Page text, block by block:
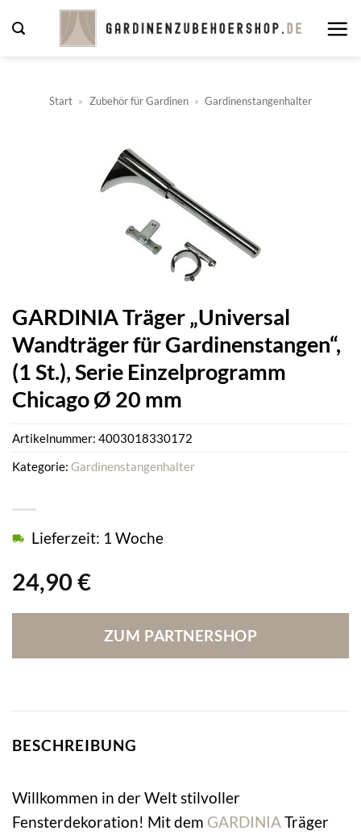
Inhalt
Start » Zubehör für Gardinen » Gardinenstangenhalter
GARDINIA Träger „Universal
Wandträger für Gardinenstangen“,
(1 St.), Serie Einzelprogramm
Chicago Ø 20 mm
24,90 €
Lieferzeit: 1 Woche
ZUM PARTNERSHOP
Artikelnummer: 4003018330172
Kategorie: Gardinenstangenhalter
BESCHREIBUNG
Willkommen in der Welt stilvoller
Fensterdekoration! Mit dem GARDINIA Träger